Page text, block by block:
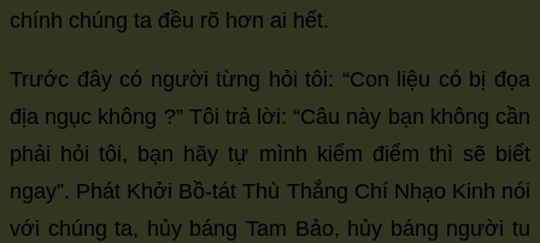
chính chúng ta đều rõ hơn ai hết.
Trước đây có người từng hỏi tôi: “Con liệu có bị đọa
địa ngục không ?” Tôi trả lời: “Câu này bạn không cần
phải hỏi tôi, bạn hãy tự mình kiểm điểm thì sẽ biết
ngay”. Phát Khởi Bồ-tát Thù Thắng Chí Nhạo Kinh nói
với chúng ta, hủy báng Tam Bảo, hủy báng người tu